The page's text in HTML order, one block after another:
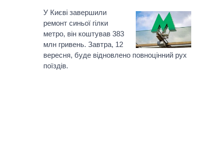
ДАЙДЖЕСТИ
ВЕРХОВНА РАДА
КАБІНЕТ МІНІСТРІВ
ГОЛОВИ ОБЛАДМІНІСТРАЦІЙ
МЕРИ МІСТ
ВІДЕО
ПІДТРИМАТИ
ПОРІВНЯННЯ ПОЛІТИКІВ
У Києві завершили
ремонт синьої гілки
метро, ​​він коштував 383
млн гривень. Завтра, 12
вересня, буде відновлено повноцінний рух
поїздів.